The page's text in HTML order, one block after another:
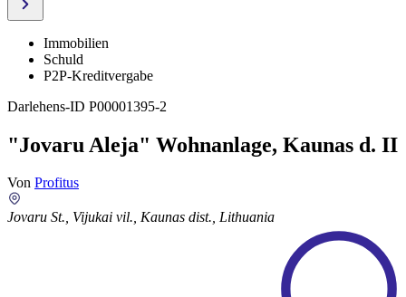
Immobilien
Schuld
P2P-Kreditvergabe
Darlehens-ID P00001395-2
"Jovaru Aleja" Wohnanlage, Kaunas d. II
Von Profitus
Jovaru St., Vijukai vil., Kaunas dist., Lithuania